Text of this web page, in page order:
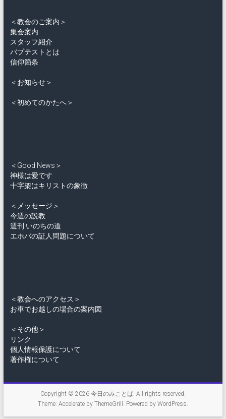
＜教会のご案内＞
集会案内
スタッフ紹介
バプテストとは
信仰箇条
＜お知らせ＞
＜初めてのかたへ＞
＜Good News＞
神様は愛です
十字架はキリストの象徴
＜メッセージ＞
今週の説教
週刊 いのちの道
エホバの証人問題について
＜教会へのアクセス＞
お車でお越しの場合の案内図
＜その他＞
リンク
個人情報保護について
著作権について
Copyright © 2026 今日のみことば. All rights reserved.
Theme: Accelerateby ThemeGrill. Powered by WordPress.